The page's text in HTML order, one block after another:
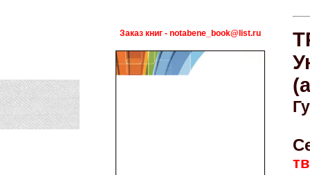
Заказ книг - notabene_book@list.ru